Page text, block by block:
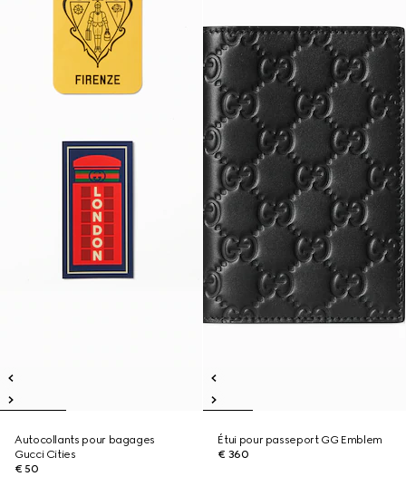
Autocollants pour bagages
Gucci Cities
€ 50
Étui pour passeport GG Emblem
€ 360